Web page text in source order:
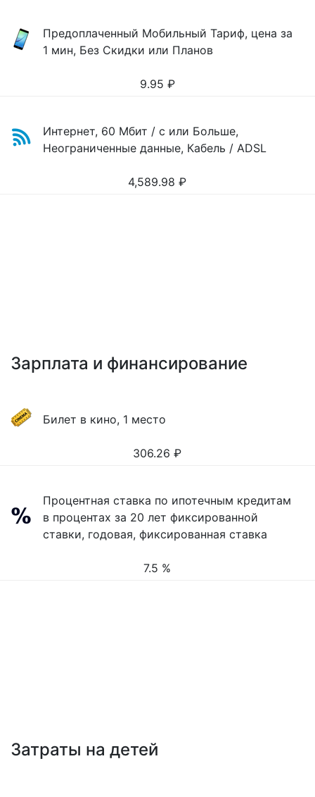
Предоплаченный Мобильный Тариф, цена за
1 мин, Без Скидки или Планов
9.95 ₽
Интернет, 60 Мбит / с или Больше,
Неограниченные данные, Кабель / ADSL
4,589.98 ₽
Зарплата и финансирование
Билет в кино, 1 место
306.26 ₽
Процентная ставка по ипотечным кредитам
в процентах за 20 лет фиксированной
ставки, годовая, фиксированная ставка
7.5 %
Затраты на детей